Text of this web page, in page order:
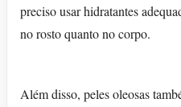
preciso usar hidratantes
no rosto quanto no corpo.
Além disso, peles oleosas